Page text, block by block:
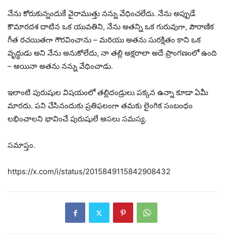
నేను కోరుకున్నందుకే వైరాముత్తు నన్ను వేధించలేదు. నేను అప్పుడే
కౌమారదశ దాటిన ఒక యువతిని, నేను అతన్ని ఒక గురువుగా, పౌరాణిక
గీత రచయితగా గౌరవించాను – మరియు అతను సురక్షితం కాని ఒక
వృద్ధుడు అని నేను అనుకోలేదు, నా తల్లి అక్షరాలా అదే ప్రాంగణంలో ఉంది
– అయినా అతను నన్ను వేధించాడు.
ఇలాంటి పురుషుల విషయంలో తల్లిదండ్రులు పక్కన ఉన్నా కూడా ఏమీ
మారదు. పని చేసినందుకు ప్రతిఫలంగా తమకు లైంగిక సంబంధం
లభించాలని భావించే పురుషులే అసలు సమస్య.
సమాప్తం.
https://x.com/i/status/2015849115842908432